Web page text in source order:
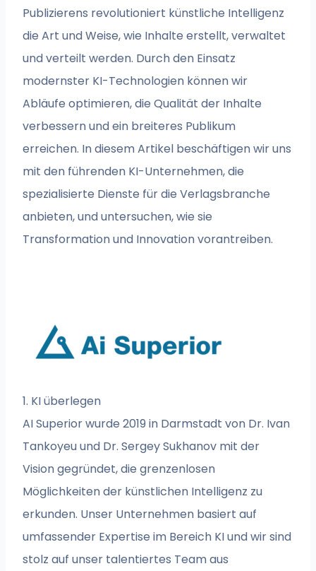
Publizierens revolutioniert künstliche Intelligenz
die Art und Weise, wie Inhalte erstellt, verwaltet
und verteilt werden. Durch den Einsatz
modernster KI-Technologien können wir
Abläufe optimieren, die Qualität der Inhalte
verbessern und ein breiteres Publikum
erreichen. In diesem Artikel beschäftigen wir uns
mit den führenden KI-Unternehmen, die
spezialisierte Dienste für die Verlagsbranche
anbieten, und untersuchen, wie sie
Transformation und Innovation vorantreiben.
1. KI überlegen
AI Superior wurde 2019 in Darmstadt von Dr. Ivan
Tankoyeu und Dr. Sergey Sukhanov mit der
Vision gegründet, die grenzenlosen
Möglichkeiten der künstlichen Intelligenz zu
erkunden. Unser Unternehmen basiert auf
umfassender Expertise im Bereich KI und wir sind
stolz auf unser talentiertes Team aus